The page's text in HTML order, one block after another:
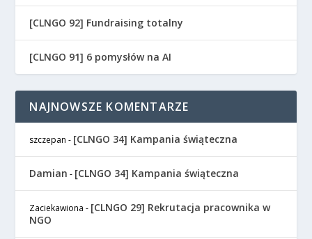
[CLNGO 92] Fundraising totalny
[CLNGO 91] 6 pomysłów na AI
NAJNOWSZE KOMENTARZE
szczepan - [CLNGO 34] Kampania świąteczna
Damian - [CLNGO 34] Kampania świąteczna
Zaciekawiona - [CLNGO 29] Rekrutacja pracownika w
NGO